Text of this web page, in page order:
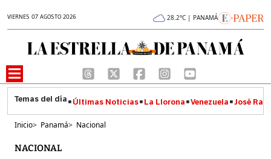
VIERNES 07 AGOSTO 2026 28.2°C | PANAMÁ
Últimas Noticias La Llorona Venezuela José
Inicio> Panamá> Nacional
NACIONAL